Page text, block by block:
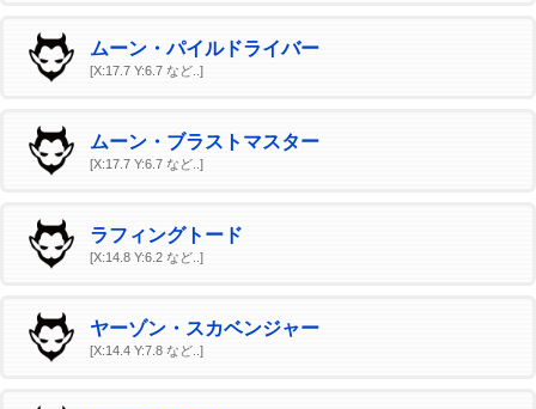
ムーン・パイルドライバー
[X:17.7 Y:6.7 など..]
ムーン・ブラストマスター
[X:17.7 Y:6.7 など..]
ラフィングトード
[X:14.8 Y:6.2 など..]
ヤーゾン・スカベンジャー
[X:14.4 Y:7.8 など..]